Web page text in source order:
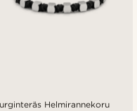
Helmirannekoru